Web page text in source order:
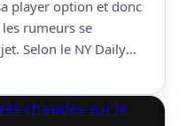
player option et donc
rumeurs se
Selon le NY Daily
les Brooklyn Nets
seraient aussi